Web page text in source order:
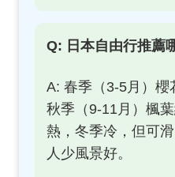
Q: 日本自由行推薦
A: 春季（3-5月）櫻
秋季（9-11月）楓
熱，冬季冷，但可
人少風景好。